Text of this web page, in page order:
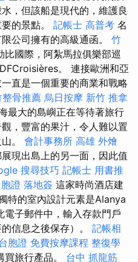
，但該船是現代的，維護良
的景點。 記帳士 高普考 名
公司擁有的高級通函。 竹
比國際，阿紮馬拉俱樂部巡
。 連接歐洲和亞
直是一個重要的商業和戰略
整骨推薦 烏日按摩 新竹 推拿
最大的島嶼正在等待著旅行
，豐富的果汁，令人難以置
。 會計事務所 高雄 外燴
現出島上的另一面，因此值
搜尋技巧 記帳士 用書推
證 落地簽 這家時尚酒店建
特的室內設計元素是Alanya
子郵件中，輸入存款門戶
信息之後保存）。 記帳相
胞證 免費按摩課程 整復學
旅行產品。 台中 抓龍筋